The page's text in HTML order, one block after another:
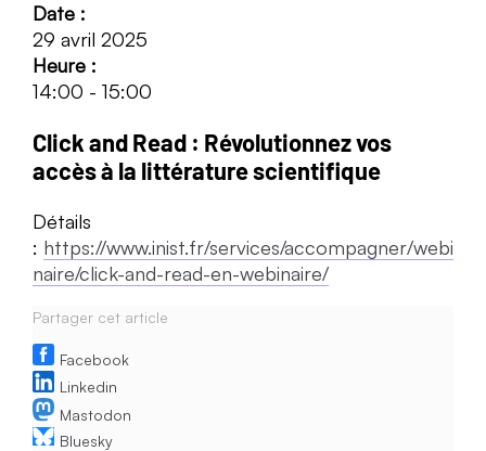
Date :
29 avril 2025
Heure :
14:00 - 15:00
Click and Read : Révolutionnez vos
accès à la littérature scientifique
Détails
: https://www.inist.fr/services/accompagner/webi
naire/click-and-read-en-webinaire/
Partager cet article
Facebook
Linkedin
Mastodon
Bluesky